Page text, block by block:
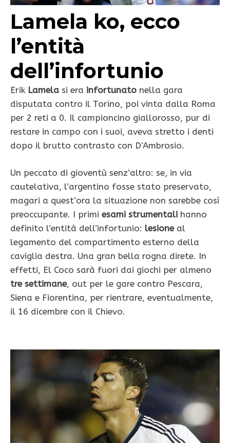
Lamela ko, ecco
l’entità
dell’infortunio
Erik Lamela si era infortunato nella gara
disputata contro il Torino, poi vinta dalla Roma
per 2 reti a 0. Il campioncino giallorosso, pur di
restare in campo con i suoi, aveva stretto i denti
dopo il brutto contrasto con D’Ambrosio.
Un peccato di gioventù senz’altro: se, in via
cautelativa, l’argentino fosse stato preservato,
magari a quest’ora la situazione non sarebbe così
preoccupante. I primi esami strumentali hanno
definito l’entità dell’infortunio: lesioneal
legamento del compartimento esterno della
caviglia destra. Una gran bella rogna direte. In
effetti, El Coco sarà fuori dai giochi per almeno
tre settimane, out per le gare contro Pescara,
Siena e Fiorentina, per rientrare, eventualmente,
il 16 dicembre con il Chievo.